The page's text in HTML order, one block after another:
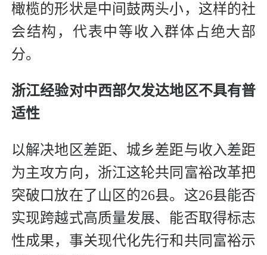
橄榄的形状是中间鼓两头小，这样的社
会结构，代表中等收入群体占绝大部
分。
浙江经验对中西部欠发达地区不具有普
适性
以解决地区差距、城乡差距与收入差距
为主攻方向，浙江这轮共同富裕改革把
突破口放在了山区的26县。这26县能否
实现跨越式高质量发展、能否取得标志
性成果，事关现代化先行和共同富裕示